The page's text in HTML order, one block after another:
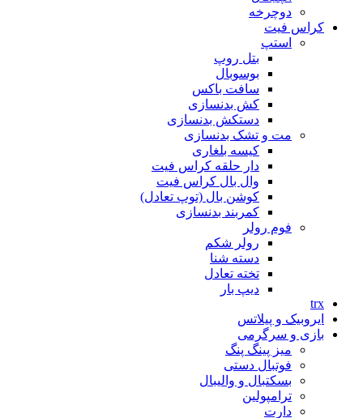
دوچرخه
کراس فیت
استپ
بتل روپ
بوسوبال
سافت باکس
کش بدنسازی
دستکش بدنسازی
مت و تشک بدنسازی
کیسه بلغاری
دار حلقه کراس فیت
وال بال کراس فیت
کوشن بال (توپ تعادل)
کمربند بدنسازی
فوم رولر
رولر شکم
دسته شنا
تخته تعادل
دیپ بار
trx
ایروبیک و پیلاتس
بازی و سرگرمی
میز پینگ پنگ
فوتبال دستی
بسکتبال و والیبال
ترامپولین
دارت